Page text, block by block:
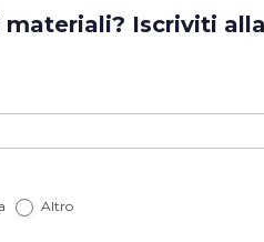
Iscriviti
Altro